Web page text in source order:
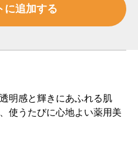
明感と輝きにあふれる肌
使うたびに心地よい薬用美